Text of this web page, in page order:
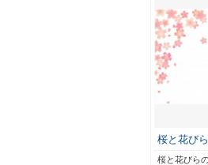
桜と花び
桜と花びら